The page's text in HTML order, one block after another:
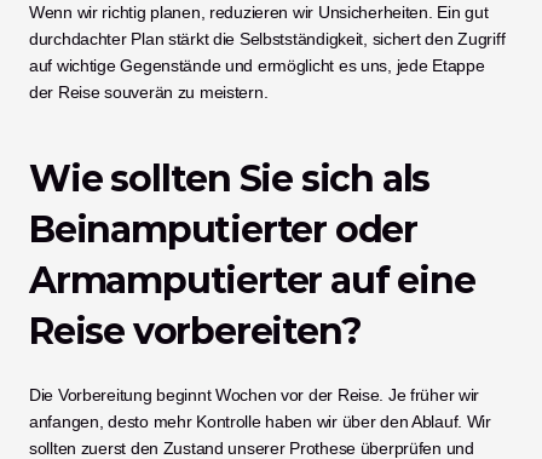
Wenn wir richtig planen, reduzieren wir Unsicherheiten. Ein gut
durchdachter Plan stärkt die Selbstständigkeit, sichert den Zugriff
auf wichtige Gegenstände und ermöglicht es uns, jede Etappe
der Reise souverän zu meistern.
Wie sollten Sie sich als
Beinamputierter oder
Armamputierter auf eine
Reise vorbereiten?
Die Vorbereitung beginnt Wochen vor der Reise. Je früher wir
anfangen, desto mehr Kontrolle haben wir über den Ablauf. Wir
sollten zuerst den Zustand unserer Prothese überprüfen und